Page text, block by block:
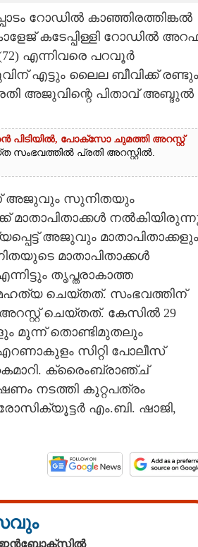
റോഡിൽ കാഞ്ഞിരത്തിങ്കൽ
കടേപ്പിള്ളി റോഡിൽ
എന്നിവരെ പറവൂർ
എട്ടും ലൈല ബീവിക്ക് രണ്ടും
അജുവിന്റെ പിതാവ് അബ്ദുൽ
പോക്‌സോ ചുമത്തി അറസ്റ്റ്
പ്രതി അറസ്റ്റിൽ.
അജുവും സുനിതയും
അജുവും മാതാപിതാക്കളും
മാതാപിതാക്കൾ
തൃപ്തരാകാത്ത
ചെയ്തത്. സംഭവത്തിന്‌
ചെയ്തത്. കേസിൽ 29
മൂന്ന് തൊണ്ടിമുതലും
സിറ്റി പോലീസ്
ക്രൈംബ്രാഞ്ച്
നടത്തി കുറ്റപത്രം
എം.ബി. ഷാജി,
ഇൻബോക്സിൽ